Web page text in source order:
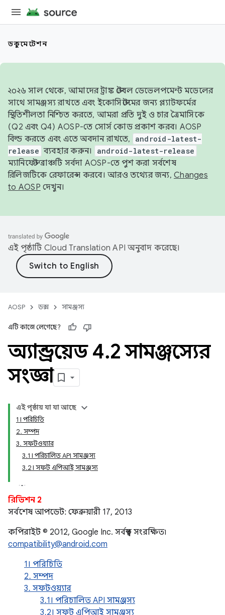
ডকুমেন্টেশন
২০২৬ সাল থেকে, আমাদের ট্রাঙ্ক স্টেবল ডেভেলপমেন্ট মডেলের
সাথে সামঞ্জস্য রাখতে এবং ইকোসিস্টেমের জন্য প্ল্যাটফর্মের
স্থিতিশীলতা নিশ্চিত করতে, আমরা প্রতি দুই ও চার ত্রৈমাসিকে
(Q2 এবং Q4) AOSP-তে সোর্স কোড প্রকাশ করব। AOSP
বিল্ড করতে এবং এতে অবদান রাখতে,
android-latest-
release ব্যবহার করুন। android-latest-release
ম্যানিফেস্ট ব্রাঞ্চটি সর্বদা AOSP-তে পুশ করা সর্বশেষ
রিলিজটিকে রেফারেন্স করবে। আরও তথ্যের জন্য, Changes
to AOSP দেখুন।
এই পৃষ্ঠাটি Cloud Translation API অনুবাদ করেছে।
AOSP ডক্স সামঞ্জস্য
এটি কাজে লেগেছে?
অ্যান্ড্রয়েড 4.2 সামঞ্জস্যের
সংজ্ঞা
এই পৃষ্ঠায় যা যা আছে
1। পরিচিতি
2. সম্পদ
3. সফটওয়্যার
3.1। পরিচালিত API সামঞ্জস্য
3.2। সফট এপিআই সামঞ্জস্য
রিভিশন 2
সর্বশেষ আপডেট: ফেব্রুয়ারী 17, 2013
কপিরাইট © 2012, Google Inc. সর্বস্বত্ব সংরক্ষিত৷
compatibility@android.com
1। পরিচিতি
2. সম্পদ
3. সফটওয়্যার
3.1। পরিচালিত API সামঞ্জস্য
3.2। সফট এপিআই সামঞ্জস্য